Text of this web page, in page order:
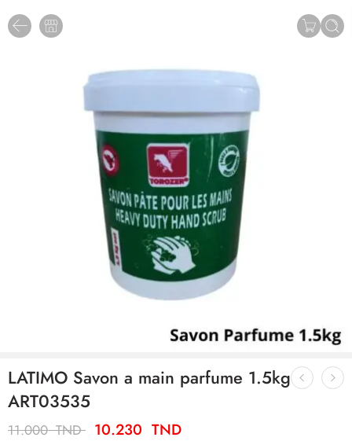
LATIMO Savon a main parfume 1.5kg
ART03535
11.000TND 10.230 TND